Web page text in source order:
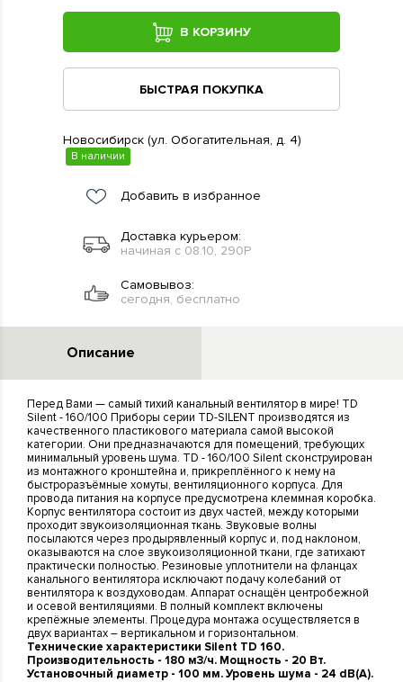
В КОРЗИНУ
БЫСТРАЯ ПОКУПКА
Новосибирск (ул. Обогатительная, д. 4)
В наличии
Добавить в избранное
Доставка курьером:
начиная с 08.10, 290Р
Самовывоз:
сегодня, бесплатно
Описание
Перед Вами — самый тихий канальный вентилятор в мире! TD
Silent - 160/100 Приборы серии TD-SILENT производятся из
качественного пластикового материала самой высокой
категории. Они предназначаются для помещений, требующих
минимальный уровень шума. TD - 160/100 Silent сконструирован
из монтажного кронштейна и, прикреплённого к нему на
быстроразъёмные хомуты, вентиляционного корпуса. Для
провода питания на корпусе предусмотрена клеммная коробка.
Корпус вентилятора состоит из двух частей, между которыми
проходит звукоизоляционная ткань. Звуковые волны
посылаются через продырявленный корпус и, под наклоном,
оказываются на слое звукоизоляционной ткани, где затихают
практически полностью. Резиновые уплотнители на фланцах
канального вентилятора исключают подачу колебаний от
вентилятора к воздуховодам. Аппарат оснащён центробежной
и осевой вентиляциями. В полный комплект включены
крепёжные элементы. Процедура монтажа осуществляется в
двух вариантах – вертикальном и горизонтальном.
Технические характеристики Silent TD 160.
Производительность - 180 м3/ч. Мощность - 20 Вт.
Установочный диаметр - 100 мм. Уровень шума - 24 dB(A).